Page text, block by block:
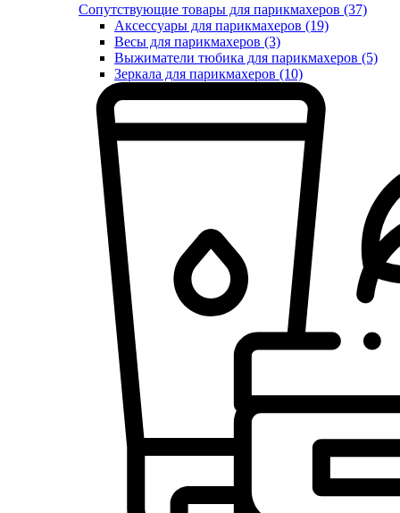
Сопутствующие товары для парикмахеров (37)
Аксессуары для парикмахеров (19)
Весы для парикмахеров (3)
Выжиматели тюбика для парикмахеров (5)
Зеркала для парикмахеров (10)